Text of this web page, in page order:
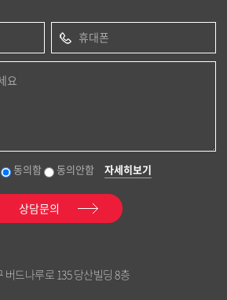
휴대폰
요
동의함 동의안함 자세히보기
상담문의
버드나루로 135 당산빌딩 8층